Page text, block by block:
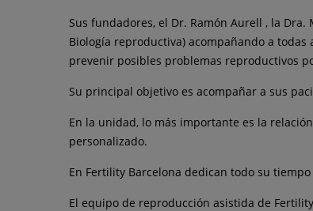
Sus fundadores, el Dr. Ramón Aurell , la
Biología reproductiva) acompañando a
prevenir posibles problemas reproductivos
Su principal objetivo es acompañar a sus
En la unidad, lo más importante es la
personalizado.
En Fertility Barcelona dedican todo su
El equipo de reproducción asistida de